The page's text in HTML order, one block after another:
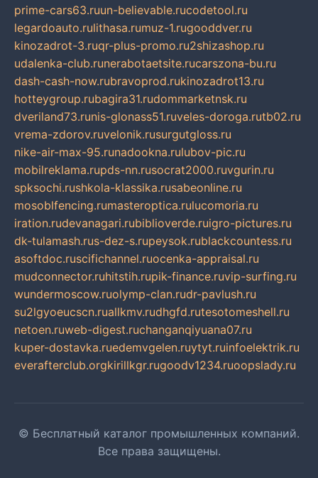
prime-cars63.ruun-believable.rucodetool.ru
legardoauto.rulithasa.rumuz-1.rugooddver.ru
kinozadrot-3.ruqr-plus-promo.ru2shizashop.ru
udalenka-club.runerabotaetsite.rucarszona-bu.ru
dash-cash-now.rubravoprod.rukinozadrot13.ru
hotteygroup.rubagira31.rudommarketnsk.ru
dveriland73.runis-glonass51.ruveles-doroga.rutb02.ru
vrema-zdorov.ruvelonik.rusurgutgloss.ru
nike-air-max-95.runadookna.rulubov-pic.ru
mobilreklama.rupds-nn.rusocrat2000.ruvgurin.ru
spksochi.rushkola-klassika.rusabeonline.ru
mosoblfencing.rumasteroptica.rulucomoria.ru
iration.rudevanagari.rubiblioverde.ruigro-pictures.ru
dk-tulamash.rus-dez-s.rupeysok.rublackcountess.ru
asoftdoc.ruscifichannel.ruocenka-appraisal.ru
mudconnector.ruhitstih.rupik-finance.ruvip-surfing.ru
wundermoscow.ruolymp-clan.rudr-pavlush.ru
su2lgyoeucscn.ruallkmv.rudhgfd.rutesotomeshell.ru
netoen.ruweb-digest.ruchanganqiyuana07.ru
kuper-dostavka.ruedemvgelen.ruytyt.ruinfoelektrik.ru
everafterclub.orgkirillkgr.rugoodv1234.ruoopslady.ru
© Бесплатный каталог промышленных компаний.
Все права защищены.